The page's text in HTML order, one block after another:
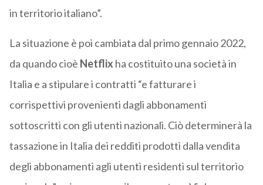
in territorio italiano”.
La situazione è poi cambiata dal primo gennaio 2022,
da quando cioè Netflixha costituito una società in
Italia e a stipulare i contratti “e fatturare i
corrispettivi provenienti dagli abbonamenti
sottoscritti con gli utenti nazionali. Ciò determinerà la
tassazione in Italia dei redditi prodotti dalla vendita
degli abbonamenti agli utenti residenti sul territorio